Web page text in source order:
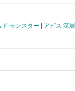
ド モンスター アビス 深